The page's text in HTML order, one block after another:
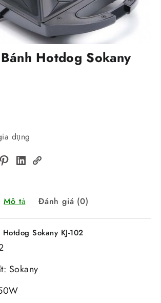
Hotdog Sokany
dụng
Mô tả Đánh giá (0)
Sokany KJ-102
Sokany